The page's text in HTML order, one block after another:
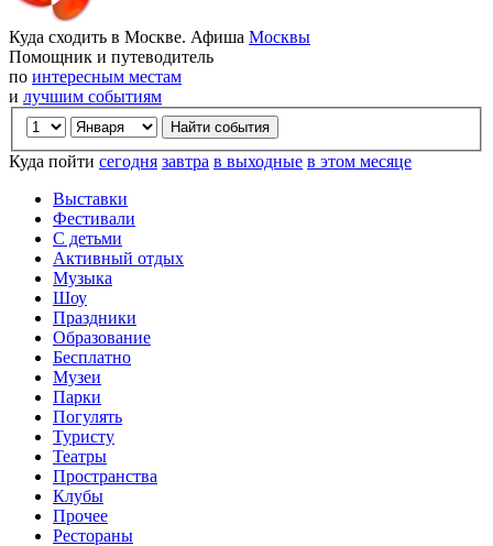
Куда сходить в Москве. Афиша Москвы
Помощник и путеводитель
по интересным местам
и лучшим событиям
Куда пойти сегодня завтра в выходные в этом месяце
Выставки
Фестивали
С детьми
Активный отдых
Музыка
Шоу
Праздники
Образование
Бесплатно
Музеи
Парки
Погулять
Туристу
Театры
Пространства
Клубы
Прочее
Рестораны